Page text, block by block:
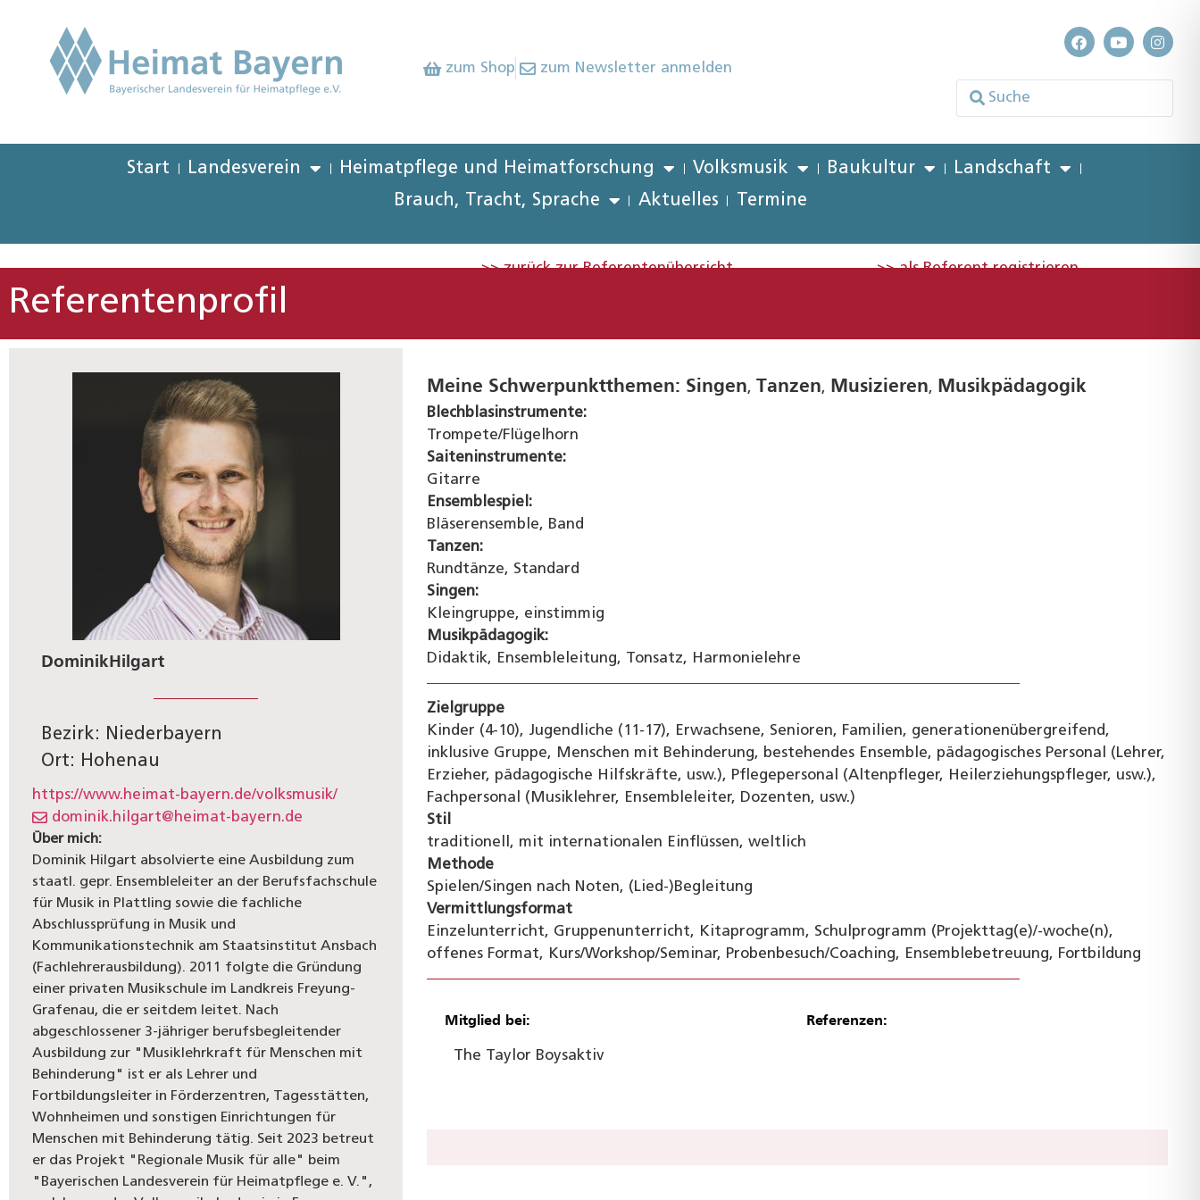
zum Shop zum Newsletter anmelden
Start Landesverein Heimatpflege und Heimatforschung Volksmusik Baukultur
Landschaft
Brauch, Tracht, Sprache
Aktuelles Termine
>> zurück zur Referentenübersicht >> als Referent registrieren
Referentenprofil
Dominik Hilgart
Bezirk: Niederbayern
Ort: Hohenau
https://www.heimat-bayern.de/volksmusik/
dominik.hilgart@heimat-bayern.de
Über mich:
Dominik Hilgart absolvierte eine Ausbildung zum
staatl. gepr. Ensembleleiter an der Berufsfachschule
für Musik in Plattling sowie die fachliche
Abschlussprüfung in Musik und
Kommunikationstechnik am Staatsinstitut Ansbach
(Fachlehrerausbildung). 2011 folgte die Gründung
einer privaten Musikschule im Landkreis Freyung-
Grafenau, die er seitdem leitet. Nach
abgeschlossener 3-jähriger berufsbegleitender
Ausbildung zur "Musiklehrkraft für Menschen mit
Behinderung" ist er als Lehrer und
Fortbildungsleiter in Förderzentren, Tagesstätten,
Wohnheimen und sonstigen Einrichtungen für
Menschen mit Behinderung tätig. Seit 2023 betreut
er das Projekt "Regionale Musik für alle" beim
"Bayerischen Landesverein für Heimatpflege e. V.",
Meine Schwerpunktthemen: Singen, Tanzen, Musizieren, Musikpädagogik
Blechblasinstrumente:
Trompete/Flügelhorn
Saiteninstrumente:
Gitarre
Ensemblespiel:
Bläserensemble, Band
Tanzen:
Rundtänze, Standard
Singen:
Kleingruppe, einstimmig
Musikpädagogik:
Didaktik, Ensembleleitung, Tonsatz, Harmonielehre
Zielgruppe
Kinder (4-10), Jugendliche (11-17), Erwachsene, Senioren, Familien, generationenübergreifend,
inklusive Gruppe, Menschen mit Behinderung, bestehendes Ensemble, pädagogisches Personal (Lehrer,
Erzieher, pädagogische Hilfskräfte, usw.), Pflegepersonal (Altenpfleger, Heilerziehungspfleger, usw.),
Fachpersonal (Musiklehrer, Ensembleleiter, Dozenten, usw.)
Stil
traditionell, mit internationalen Einflüssen, weltlich
Methode
Spielen/Singen nach Noten, (Lied-)Begleitung
Vermittlungsformat
Einzelunterricht, Gruppenunterricht, Kitaprogramm, Schulprogramm (Projekttag(e)/-woche(n),
offenes Format, Kurs/Workshop/Seminar, Probenbesuch/Coaching, Ensemblebetreuung, Fortbildung
Mitglied bei:
The Taylor Boysaktiv
Referenzen: